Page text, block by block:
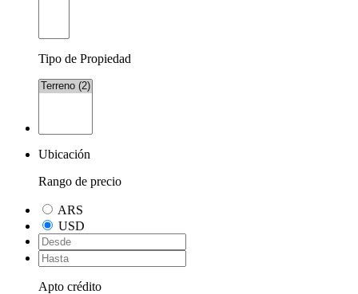
Tipo de Propiedad
Ubicación
Rango de precio
ARS
USD
Apto crédito